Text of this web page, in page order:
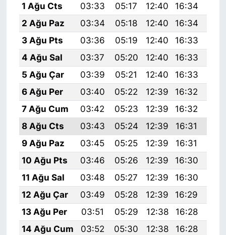
1 Ağu Cts
03:33 05:17 12:40 16:34
2 Ağu Paz
03:34 05:18 12:40 16:34
3 Ağu Pts
03:36 05:19 12:40 16:33
4 Ağu Sal
03:37 05:20 12:40 16:33
5 Ağu Çar
03:39 05:21 12:40 16:33
6 Ağu Per
03:40 05:22 12:39 16:32
7 Ağu Cum
03:42 05:23 12:39 16:32
8 Ağu Cts
03:43 05:24 12:39 16:31
9 Ağu Paz
03:45 05:25 12:39 16:31
10 Ağu Pts
03:46 05:26 12:39 16:30
11 Ağu Sal
03:48 05:27 12:39 16:30
12 Ağu Çar
03:49 05:28 12:39 16:29
13 Ağu Per
03:51 05:29 12:38 16:28
14 Ağu Cum
03:52 05:30 12:38 16:28